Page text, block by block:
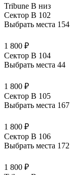
Tribune B низ
Сектор B 102
Выбрать места 154
1 800 ₽
Сектор B 104
Выбрать места 44
1 800 ₽
Сектор B 105
Выбрать места 167
1 800 ₽
Сектор B 106
Выбрать места 172
1 800 ₽